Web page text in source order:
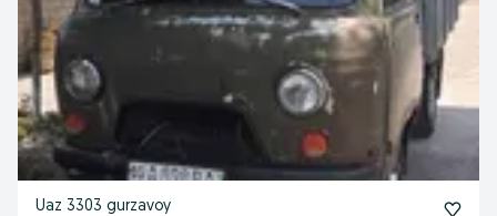
Uaz 3303 gurzavoy